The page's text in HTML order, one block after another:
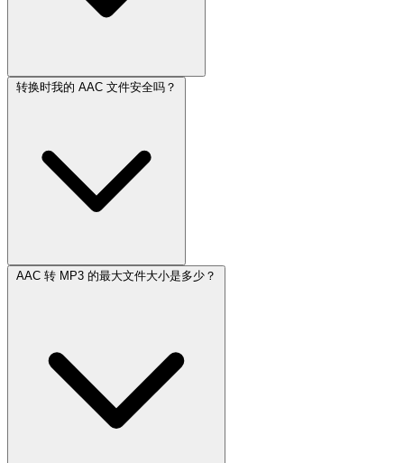
转换时我的 AAC 文件安全吗？
AAC 转 MP3 的最大文件大小是多少？